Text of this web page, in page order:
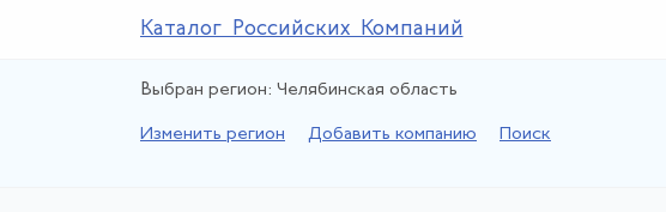
Каталог Российских Компаний
Выбран регион: Челябинская область
Изменить регион Добавить компанию Поиск